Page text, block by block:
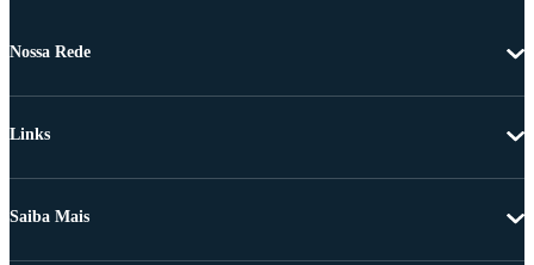
Nossa Rede
Links
Saiba Mais